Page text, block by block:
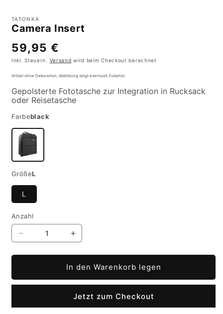
1
in
Modal
TATONKA
Camera Insert
Normaler
Preis
59,95 €
Inkl. Steuern. Versand wird beim Checkout berechnet
Artikel ohne Dekoration, Abbildung zeigt eventuell Zubehör.
Gepolsterte Fototasche zur Integration in Rucksack
oder Reisetasche
Farbeblack
GrößeL
L
Anzahl
Verringere
Camera
Erhöhe
für
Camera
In den Warenkorb legen
Jetzt zum Checkout